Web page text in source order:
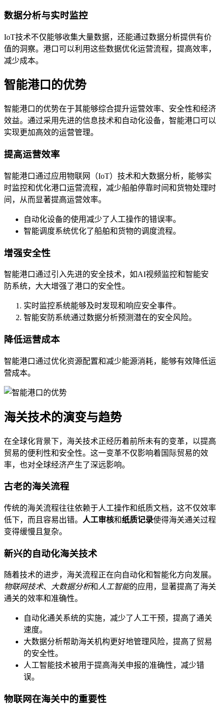
数据分析与实时监控
IoT技术不仅能够收集大量数据，还能通过数据分析提供有价
值的洞察。港口可以利用这些数据优化运营流程，提高效率，
减少成本。
智能港口的优势
智能港口的优势在于其能够综合提升运营效率、安全性和经济
效益。通过采用先进的信息技术和自动化设备，智能港口可以
实现更加高效的运营管理。
提高运营效率
智能港口通过应用物联网（IoT）技术和大数据分析，能够实
时监控和优化港口运营流程，减少船舶停靠时间和货物处理时
间，从而显著提高运营效率。
自动化设备的使用减少了人工操作的错误率。
智能调度系统优化了船舶和货物的调度流程。
增强安全性
智能港口通过引入先进的安全技术，如AI视频监控和智能安
防系统，大大增强了港口的安全性。
实时监控系统能够及时发现和响应安全事件。
智能安防系统通过数据分析预测潜在的安全风险。
降低运营成本
智能港口通过优化资源配置和减少能源消耗，能够有效降低运
营成本。
海关技术的演变与趋势
在全球化背景下，海关技术正经历着前所未有的变革，以提高
贸易的便利性和安全性。这一变革不仅影响着国际贸易的效
率，也对全球经济产生了深远影响。
古老的海关流程
传统的海关流程往往依赖于人工操作和纸质文档，这不仅效率
低下，而且容易出错。 人工审核和纸质记录使得海关通关过程
变得缓慢且复杂。
新兴的自动化海关技术
随着技术的进步，海关流程正在向自动化和智能化方向发展。
物联网技术、 大数据分析和 人工智能的应用，显著提高了海关
通关的效率和准确性。
自动化通关系统的实施，减少了人工干预，提高了通关
速度。
大数据分析帮助海关机构更好地管理风险，提高了贸易
的安全性。
人工智能技术被用于提高海关申报的准确性，减少错
误。
物联网在海关中的重要性